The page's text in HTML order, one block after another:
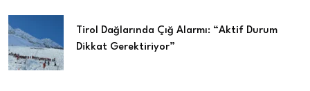
Tirol Dağlarında Çığ Alarmı: “Aktif Durum
Dikkat Gerektiriyor”